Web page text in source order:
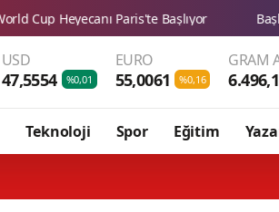
USD
47,5554 %0,01
EURO
55,0061 %0,16
GRAM
Teknoloji Spor Eğitim